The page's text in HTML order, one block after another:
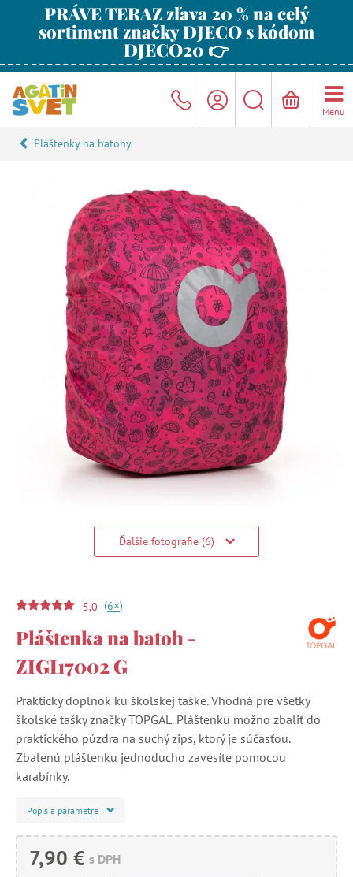
PRÁVE TERAZ zľava 20 % na celý
sortiment značky DJECO s kódom
DJECO20 👉
Menu
Pláštenky na batohy
Ďalšie fotografie (6)
5,0 (6+)
Pláštenka na batoh -
ZIGI17002 G
Praktický doplnok ku školskej taške. Vhodná pre všetky
školské tašky značky TOPGAL. Pláštenku možno zbaliť do
praktického púzdra na suchý zips, ktorý je súčasťou.
Zbalenú pláštenku jednoducho zavesíte pomocou
karabínky.
Popis a parametre
7,90 € s DPH